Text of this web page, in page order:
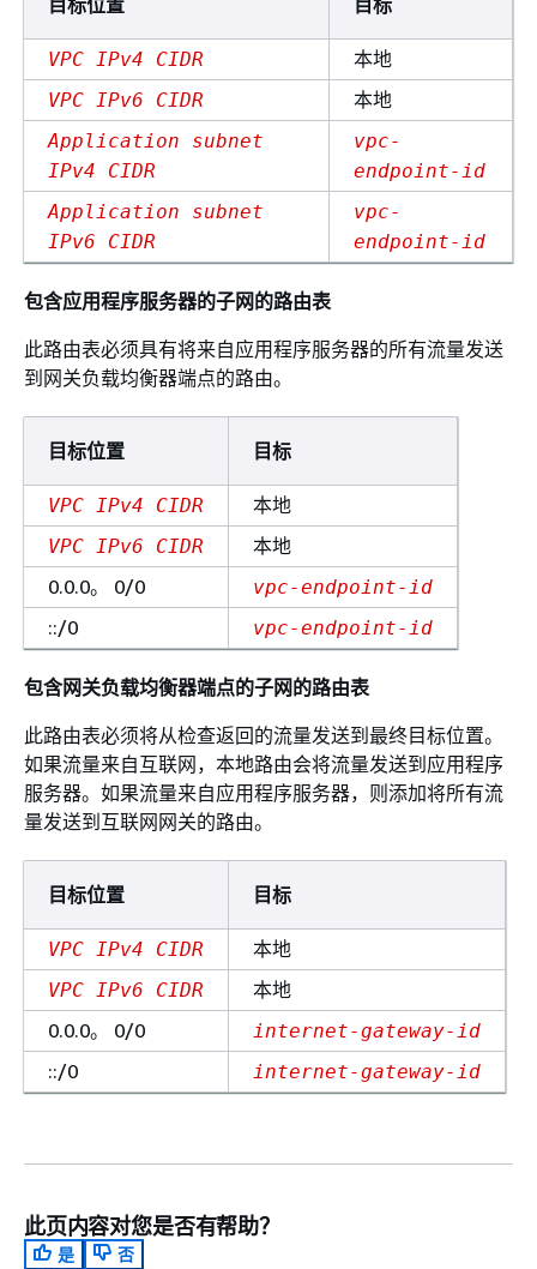
目标位置 目标
VPC IPv4 CIDR 本地
VPC IPv6 CIDR 本地
Application subnet
IPv4 CIDR
vpc-
endpoint-id
Application subnet
IPv6 CIDR
vpc-
endpoint-id
包含应用程序服务器的子网的路由表
此路由表必须具有将来自应用程序服务器的所有流量发送
到网关负载均衡器端点的路由。
目标位置 目标
VPC IPv4 CIDR 本地
VPC IPv6 CIDR
本地
0.0.0。 0/0
vpc-endpoint-id
::/0 vpc-endpoint-id
包含网关负载均衡器端点的子网的路由表
此路由表必须将从检查返回的流量发送到最终目标位置。
如果流量来自互联网，本地路由会将流量发送到应用程序
服务器。如果流量来自应用程序服务器，则添加将所有流
量发送到互联网网关的路由。
目标位置 目标
VPC IPv4 CIDR 本地
VPC IPv6 CIDR
本地
0.0.0。 0/0
internet-gateway-id
::/0 internet-gateway-id
此页内容对您是否有帮助？
是
否